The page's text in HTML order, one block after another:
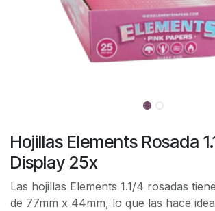
Hojillas Elements Rosada
Display 25x
Las hojillas Elements 1.1/4 rosadas
de 77mm x 44mm, lo que las hace